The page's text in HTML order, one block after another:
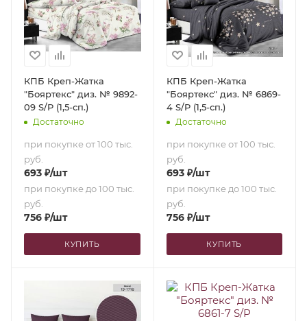
КПБ Креп-Жатка
"Бояртекс" диз. № 9892-
09 S/P (1,5-сп.)
Достаточно
при покупке от 100 тыс.
руб.
693 ₽/шт
при покупке до 100 тыс.
руб.
756 ₽/шт
КУПИТЬ
КПБ Креп-Жатка
"Бояртекс" диз. № 6869-
4 S/P (1,5-сп.)
Достаточно
при покупке от 100 тыс.
руб.
693₽/шт
при покупке до 100 тыс.
руб.
756₽/шт
КУПИТЬ